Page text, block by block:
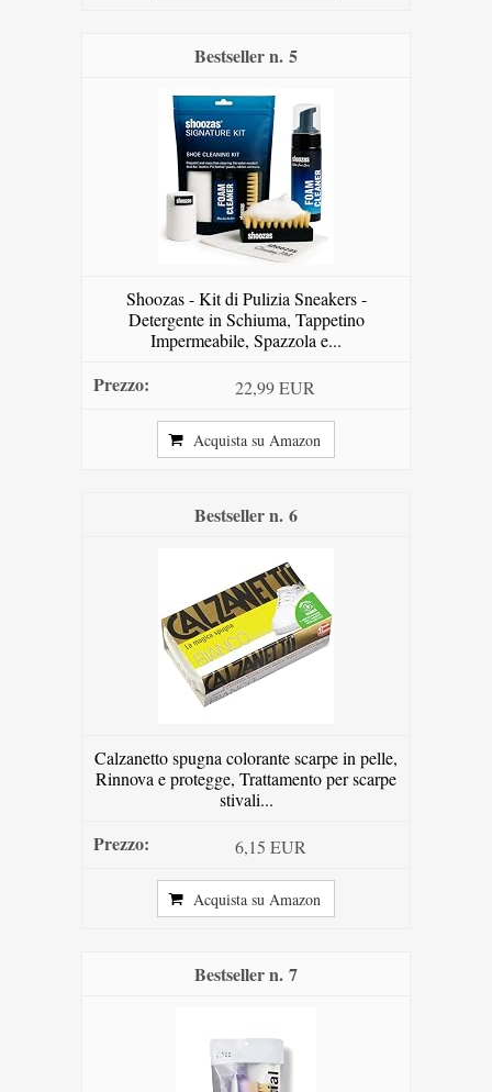
5
Shoozas - Kit di Pulizia Sneakers -
Detergente in Schiuma, Tappetino
Impermeabile, Spazzola e...
22,99 EUR
Acquista su Amazon
6
Calzanetto spugna colorante scarpe in pelle,
Rinnova e protegge, Trattamento per scarpe
stivali...
6,15 EUR
Acquista su Amazon
7